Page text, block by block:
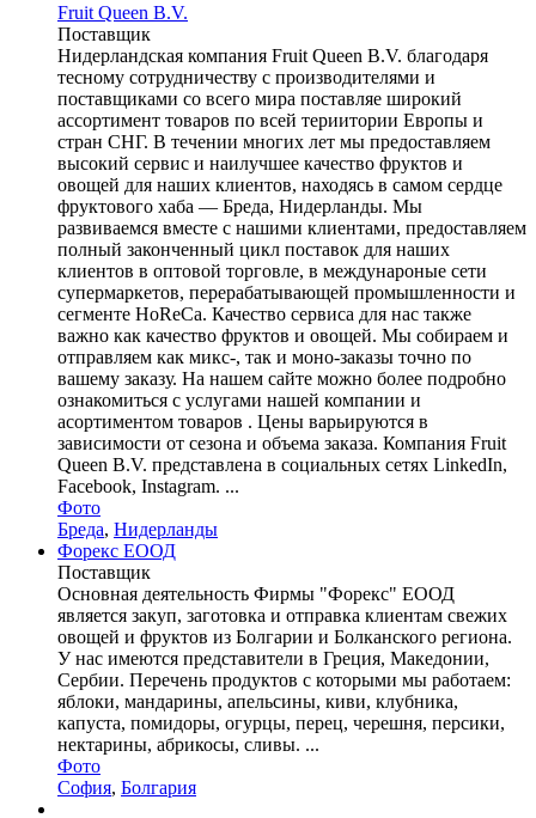
Fruit Queen B.V.
Поставщик
Нидерландская компания Fruit Queen B.V. благодаря
тесному сотрудничеству с производителями и
поставщиками со всего мира поставляе широкий
ассортимент товаров по всей териитории Европы и
стран СНГ. В течении многих лет мы предоставляем
высокий сервис и наилучшее качество фруктов и
овощей для наших клиентов, находясь в самом сердце
фруктового хаба — Бреда, Нидерланды. Мы
развиваемся вместе с нашими клиентами, предоставляем
полный законченный цикл поставок для наших
клиентов в оптовой торговле, в междунароные сети
супермаркетов, перерабатывающей промышленности и
сегменте HoReCa. Качество сервиса для нас также
важно как качество фруктов и овощей. Мы собираем и
отправляем как микс-, так и моно-заказы точно по
вашему заказу. На нашем сайте можно более подробно
ознакомиться с услугами нашей компании и
асортиментом товаров . Цены варьируются в
зависимости от сезона и объема заказа. Компания Fruit
Queen B.V. представлена в социальных сетях LinkedIn,
Facebook, Instagram. ...
Фото
Бреда, Нидерланды
Форекс ЕООД
Поставщик
Основная деятельность Фирмы "Форекс" ЕООД
является закуп, заготовка и отправка клиентам свежих
овощей и фруктов из Болгарии и Болканского региона.
У нас имеются представители в Греция, Македонии,
Сербии. Перечень продуктов с которыми мы работаем:
яблоки, мандарины, апельсины, киви, клубника,
капуста, помидоры, огурцы, перец, черешня, персики,
нектарины, абрикосы, сливы. ...
Фото
София, Болгария